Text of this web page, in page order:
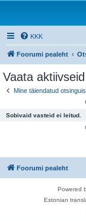
KKK
Foorumi pealeht
Vaata
Mine täiendatud
Sobivaid vasteid ei leitud.
Foorumi pealeht
Powered
Estonian